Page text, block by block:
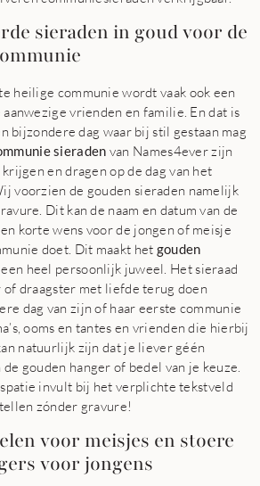
sieraden in goud voor de
heilige communie wordt vaak ook een
vrienden en familie. En dat is
bijzondere dag waar bij stil gestaan mag
sieraden van Names4ever zijn
en dragen op de dag van het
voorzien de gouden sieraden namelijk
Dit kan de naam en datum van de
korte wens voor de jongen of meisje
doet. Dit maakt het gouden
heel persoonlijk juweel. Het sieraad
of draagster met liefde terug doen
dag van zijn of haar eerste communie
ooms en tantes en vrienden die hierbij
natuurlijk zijn dat je liever géén
gouden hanger of bedel van je keuze.
invult bij het verplichte tekstveld
zónder gravure!
voor meisjes en stoere
voor jongens